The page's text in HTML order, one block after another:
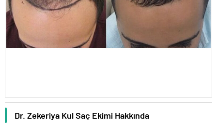
Dr. Zekeriya Kul Saç Ekimi Hakkında